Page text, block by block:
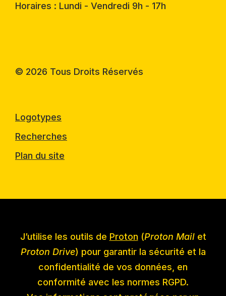
Horaires : Lundi - Vendredi 9h - 17h
© 2026 Tous Droits Réservés
Logotypes
Recherches
Plan du site
J’utilise les outils de Proton (Proton Mailet
Proton Drive) pour garantir la sécurité et la
confidentialité de vos données, en
conformité avec les normes RGPD.